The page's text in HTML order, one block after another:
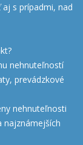
s prípadmi, nad
nehnuteľností
prevádzkové
nehnuteľnosti
najznámejších